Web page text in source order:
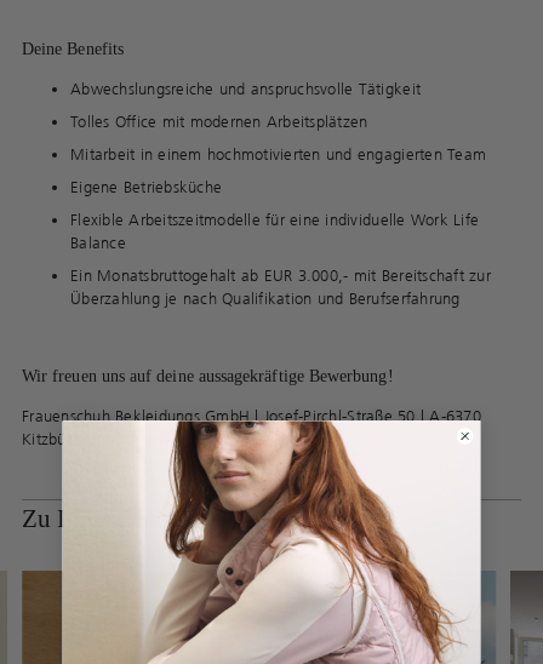
Deine Benefits
Abwechslungsreiche und anspruchsvolle Tätigkeit
Tolles Office mit modernen Arbeitsplätzen
Mitarbeit in einem hochmotivierten und engagierten Team
Eigene Betriebsküche
Flexible Arbeitszeitmodelle für eine individuelle Work Life
Balance
Ein Monatsbruttogehalt ab EUR 3.000,- mit Bereitschaft zur
Überzahlung je nach Qualifikation und Berufserfahrung
Wir freuen uns auf deine aussagekräftige Bewerbung!
Frauenschuh Bekleidungs GmbH | Josef-Pirchl-Straße 50 | A-6370
Kitzbühel | office@frauenschuh.com
Zu Ihren Diensten